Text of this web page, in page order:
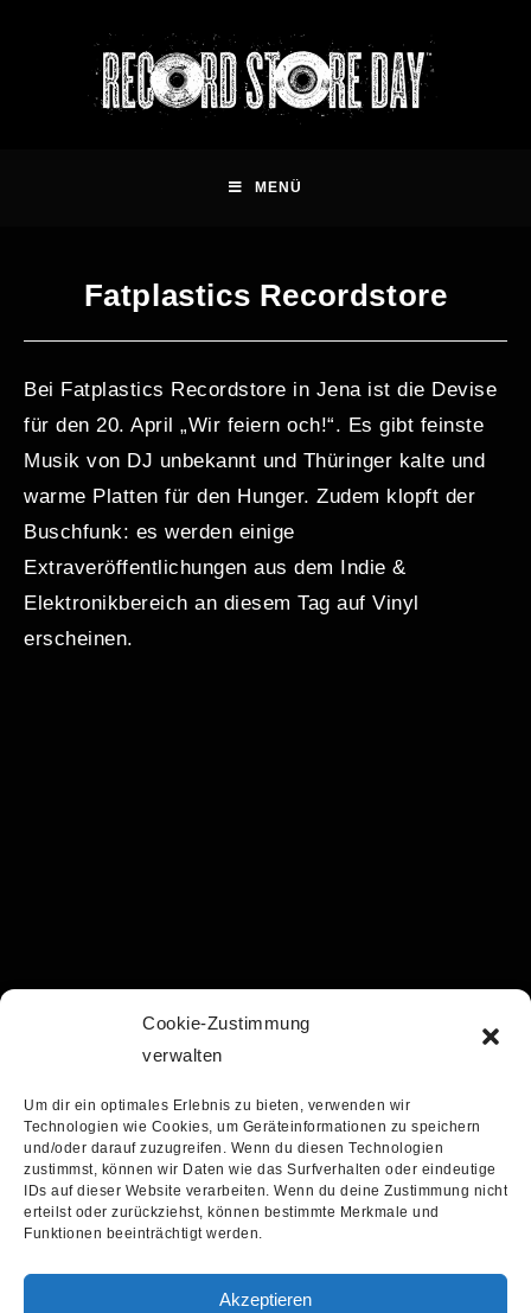
Cookie-Zustimmung
verwalten
Um dir ein optimales Erlebnis zu bieten, verwenden wir
Technologien wie Cookies, um Geräteinformationen zu speichern
und/oder darauf zuzugreifen. Wenn du diesen Technologien
zustimmst, können wir Daten wie das Surfverhalten oder eindeutige
IDs auf dieser Website verarbeiten. Wenn du deine Zustimmung nicht
erteilst oder zurückziehst, können bestimmte Merkmale und
Funktionen beeinträchtigt werden.
Akzeptieren
MENÜ
Fatplastics Recordstore
Bei Fatplastics Recordstore in Jena ist die Devise
für den 20. April „Wir feiern och!“. Es gibt feinste
Musik von DJ unbekannt und Thüringer kalte und
warme Platten für den Hunger. Zudem klopft der
Buschfunk: es werden einige
Extraveröffentlichungen aus dem Indie &
Elektronikbereich an diesem Tag auf Vinyl
erscheinen.
Post Views: 1.061
info@recordstoredaygermany.de